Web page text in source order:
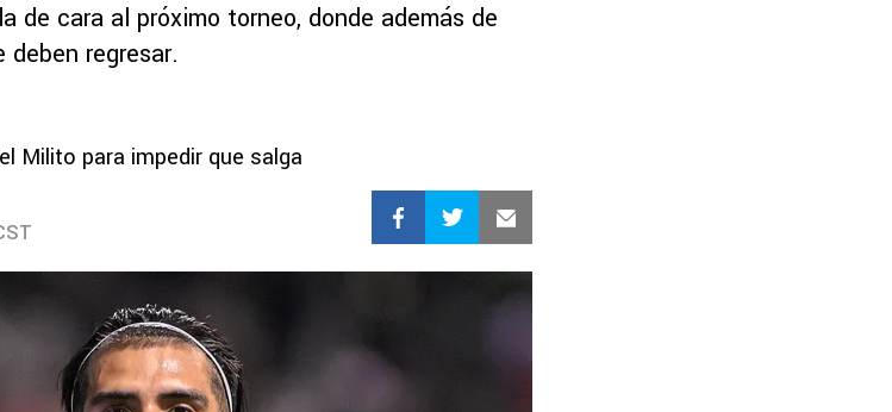
de cara al próximo torneo, donde además de
deben regresar.
Milito para impedir que salga